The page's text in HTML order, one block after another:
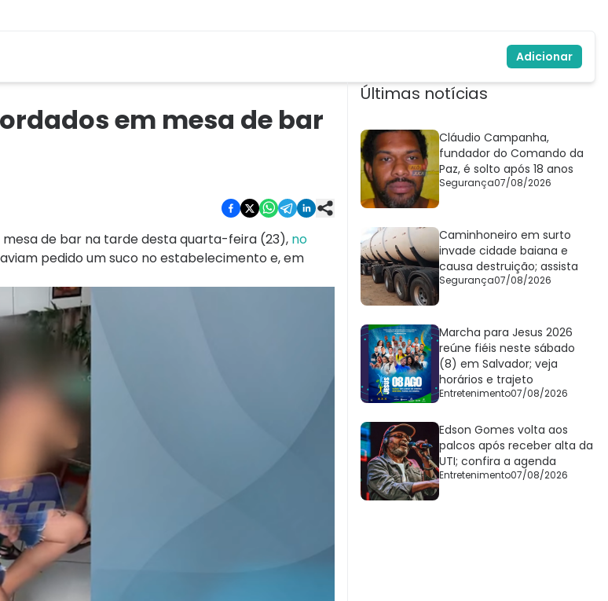
Adicionar
em mesa de bar
de bar na tarde desta quarta-feira (23), no
pedido um suco no estabelecimento e, em
Últimas notícias
Cláudio Campanha,
fundador do Comando da
Paz, é solto após 18 anos
Segurança07/08/2026
Caminhoneiro em surto
invade cidade baiana e
causa destruição; assista
Segurança07/08/2026
Marcha para Jesus 2026
reúne fiéis neste sábado
(8) em Salvador; veja
horários e trajeto
Entretenimento07/08/2026
Edson Gomes volta aos
palcos após receber alta da
UTI; confira a agenda
Entretenimento07/08/2026